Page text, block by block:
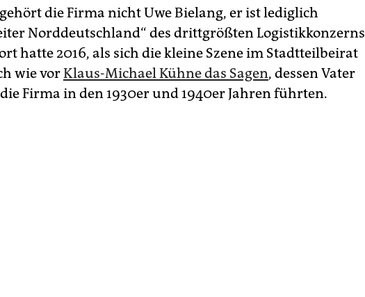
die Firma nicht Uwe Bielang, er ist lediglich
Norddeutschland“ des drittgrößten Logistikkonzerns
hatte 2016, als sich die kleine Szene im Stadtteilbeirat
wie vorKlaus-Michael Kühne das Sagen, dessen Vater
Firma in den 1930er und 1940er Jahren führten.